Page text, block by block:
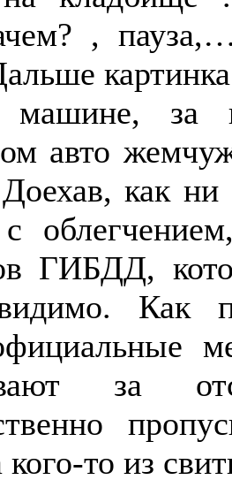
,
машине,
авто
как
ГИБДД,
Как
за
кого-то из